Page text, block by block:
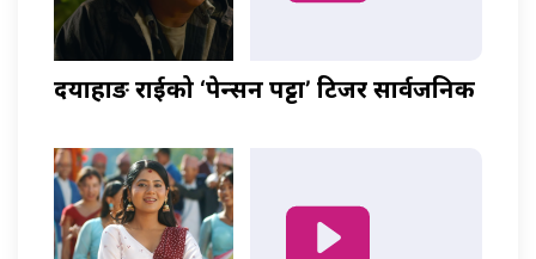
दयाहाङ राईको ‘पेन्सन पट्टा’ टिजर सार्वजनिक